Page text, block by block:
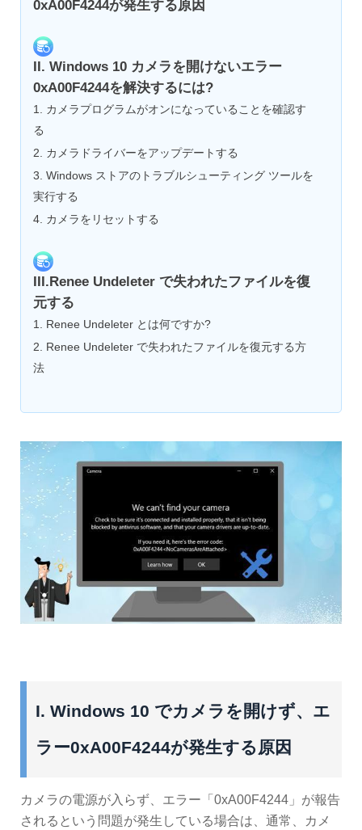
0xA00F4244が発生する原因
II. Windows 10 カメラを開けないエラー
0xA00F4244を解決するには?
1. カメラプログラムがオンになっていることを確認す
る
2. カメラドライバーをアップデートする
3. Windows ストアのトラブルシューティング ツールを
実行する
4. カメラをリセットする
III.Renee Undeleter で失われたファイルを復
元する
1. Renee Undeleter とは何ですか?
2. Renee Undeleter で失われたファイルを復元する方
法
I. Windows 10 でカメラを開けず、エ
ラー0xA00F4244が発生する原因
カメラの電源が入らず、エラー「0xA00F4244」が報告
されるという問題が発生している場合は、通常、カメ